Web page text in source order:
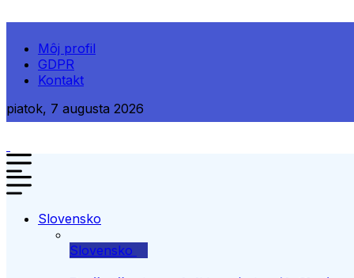
Môj profil
GDPR
Kontakt
piatok, 7 augusta 2026
Slovensko
Slovensko